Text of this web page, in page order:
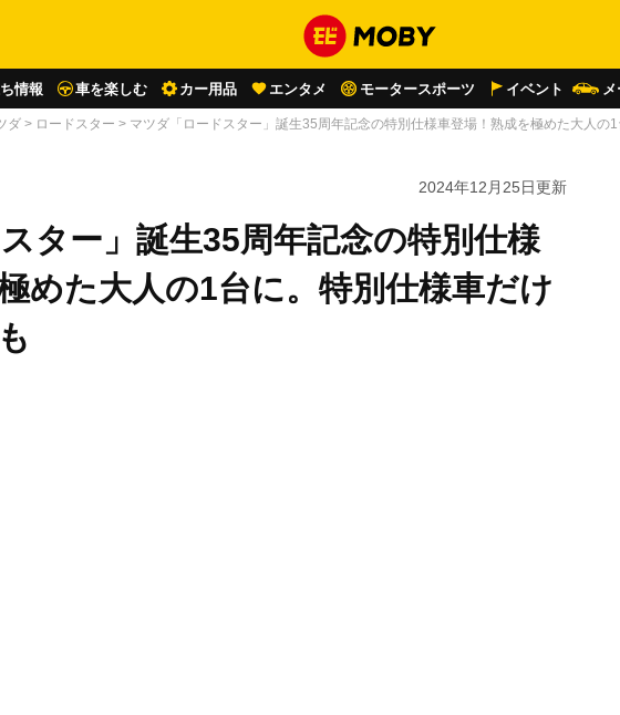
情報 車を楽しむ カー用品 エンタメ モータースポーツ イベント メ
ダ > ロードスター > マツダ「ロードスター」誕生35周年記念の特別仕様車登場！熟成を極めた大人の
2024年12月25日更新
ター」誕生35周年記念の特別仕様
めた大人の1台に。特別仕様車だけ